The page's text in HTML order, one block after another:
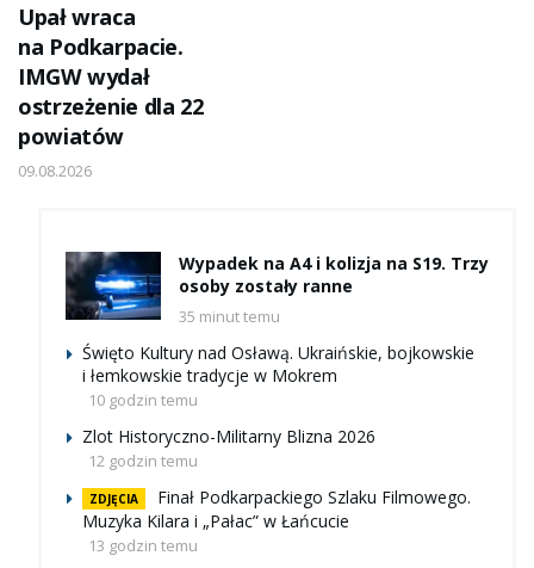
Upał wraca
na Podkarpacie.
IMGW wydał
ostrzeżenie dla 22
powiatów
09.08.2026
Wypadek na A4 i kolizja na S19. Trzy
osoby zostały ranne
35 minut temu
Święto Kultury nad Osławą. Ukraińskie, bojkowskie
i łemkowskie tradycje w Mokrem
10 godzin temu
Zlot Historyczno-Militarny Blizna 2026
12 godzin temu
ZDJĘCIA
Finał Podkarpackiego Szlaku Filmowego.
Muzyka Kilara i „Pałac” w Łańcucie
13 godzin temu